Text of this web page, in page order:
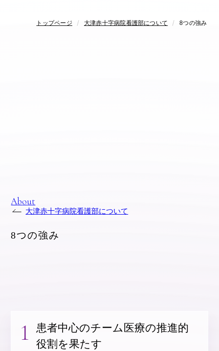
トップページ 大津赤十字病院看護部について 8つの強み
About
大津赤十字病院看護部について
8つの強み
患者中心のチーム医療の推進的
役割を果たす